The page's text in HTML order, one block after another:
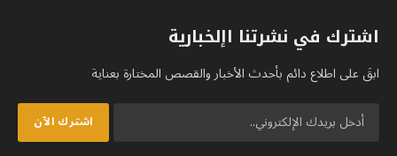
اشترك في نشرتنا اإلخبارية
ابقَ على اطلاع دائم بأحدث الأخبار والقصص المختارة بعناية